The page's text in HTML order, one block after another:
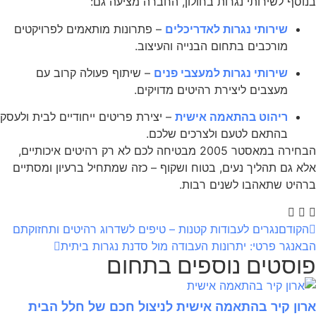
שירותי נגרות לאדריכלים – פתרונות מותאמים לפרויקטים
מורכבים בתחום הבנייה והעיצוב.
שירותי נגרות למעצבי פנים – שיתוף פעולה קרוב עם
מעצבים ליצירת רהיטים מדויקים.
ריהוט בהתאמה אישית – יצירת פריטים ייחודיים לבית ולעסק
בהתאם לטעם ולצרכים שלכם.
הבחירה במאסטר 2005 מבטיחה לכם לא רק רהיטים איכותיים,
אלא גם תהליך נעים, בטוח ושקוף – כזה שמתחיל ברעיון ומסתיים
ברהיט שתאהבו לשנים רבות.
הקודםנגרים לעבודות קטנות – טיפים לשדרוג רהיטים ותחזוקתם
הבאנגר פרטי: יתרונות העבודה מול סדנת נגרות ביתית
פוסטים נוספים בתחום
ארון קיר בהתאמה אישית לניצול חכם של חלל הבית